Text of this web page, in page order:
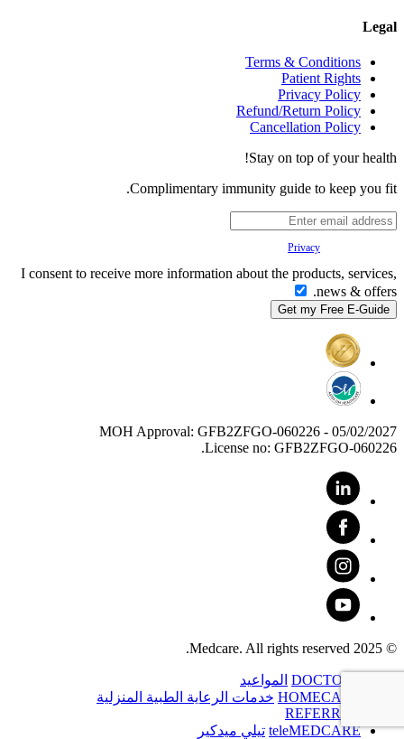
Legal
Terms & Conditions
Patient Rights
Privacy Policy
Refund/Return Policy
Cancellation Policy
Stay on top of your health!
Complimentary immunity guide to keep you fit.
Privacy
I consent to receive more information about the products, services,
news & offers.
MOH Approval: GFB2ZFGO-060226 - 05/02/2027
License no: GFB2ZFGO-060226.
© 2025 Medcare. All rights reserved.
DOCTORS المواعيد
HOMECARE خدمات الرعاية الطبية المنزلية
REFERRAL
teleMEDCARE تيلي ميدكير